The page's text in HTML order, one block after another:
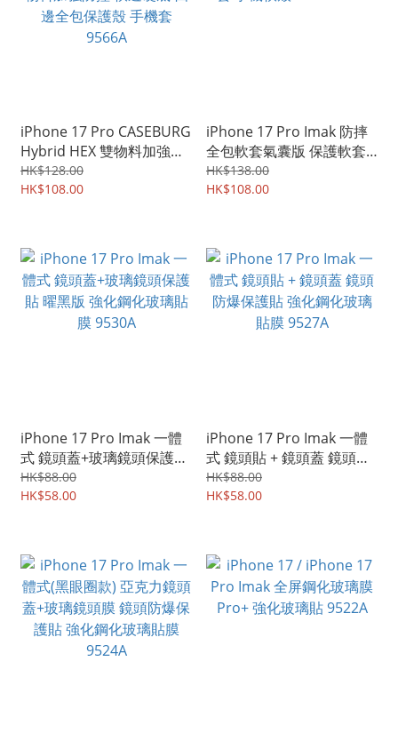
iPhone 17 Pro CASEBURG
Hybrid HEX 雙物料加強防
撞 軟邊硬底 四邊全包保護
殼 手機套 9566A
HK$128.00
HK$108.00
iPhone 17 Pro Imak 防摔
全包軟套氣囊版 保護軟套
手機軟殼Case 9533A
HK$138.00
HK$108.00
iPhone 17 Pro Imak 一體
式 鏡頭蓋+玻璃鏡頭保護貼
曜黑版 強化鋼化玻璃貼膜
9530A
HK$88.00
HK$58.00
iPhone 17 Pro Imak 一體
式 鏡頭貼 + 鏡頭蓋 鏡頭防
爆保護貼 強化鋼化玻璃貼
膜 9527A
HK$88.00
HK$58.00